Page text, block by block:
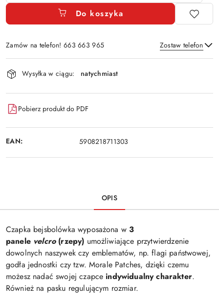
Do koszyka
Zamów na telefon! 663 663 965 Zostaw telefon
Dostępność
i
dostawa
Wysyłka w ciągu: natychmiast
Pobierz produkt do PDF
EAN: 5908218711303
OPIS
Czapka bejsbolówka wyposażona w3
panele velcro (rzepy) umożliwiające przytwierdzenie
dowolnych naszywek czy emblematów, np. flagi państwowej,
godła jednostki czy tzw. Morale Patches, dzięki czemu
możesz nadać swojej czapceindywidualny charakter.
Również na pasku regulującym rozmiar.